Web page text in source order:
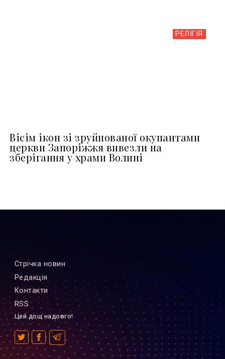
РЕЛІГІЯ
Вісім ікон зі зруйнованої окупантами
церкви Запоріжжя вивезли на
зберігання у храми Волині
Стрiчка новин
Редакцiя
Контакти
RSS
Цей дощ надовго!